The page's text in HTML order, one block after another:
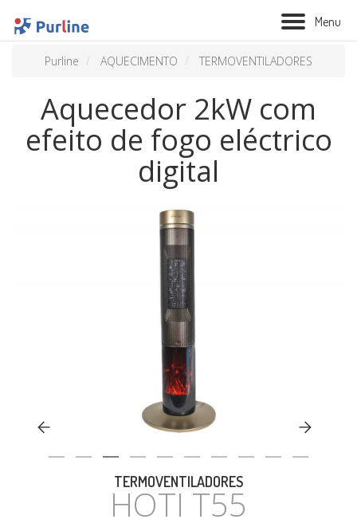
Menu
AQUECIMENTO
VENTILAÇÃO
TRATAMENTO AÉREO
Purline AQUECIMENTO TERMOVENTILADORES
Aquecedor 2kW com
efeito de fogo eléctrico
digital
TERMOVENTILADORES
HOTI T55